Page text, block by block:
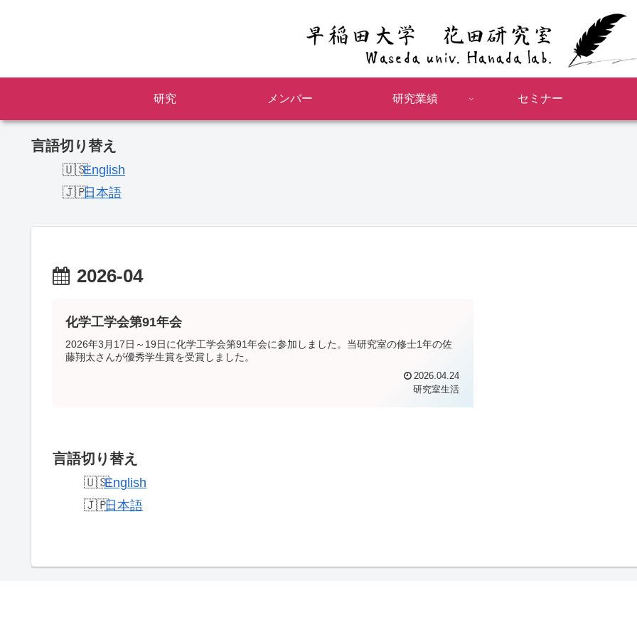
研究 メンバー 研究業績 セミナー
言語切り替え
English
日本語
2026-04
化学工学会第91年会
2026年3月17日～19日に化学工学会第91年会に参加しました。当研究室の修士1年の佐
藤翔太さんが優秀学生賞を受賞しました。
2026.04.24
研究室生活
言語切り替え
English
日本語